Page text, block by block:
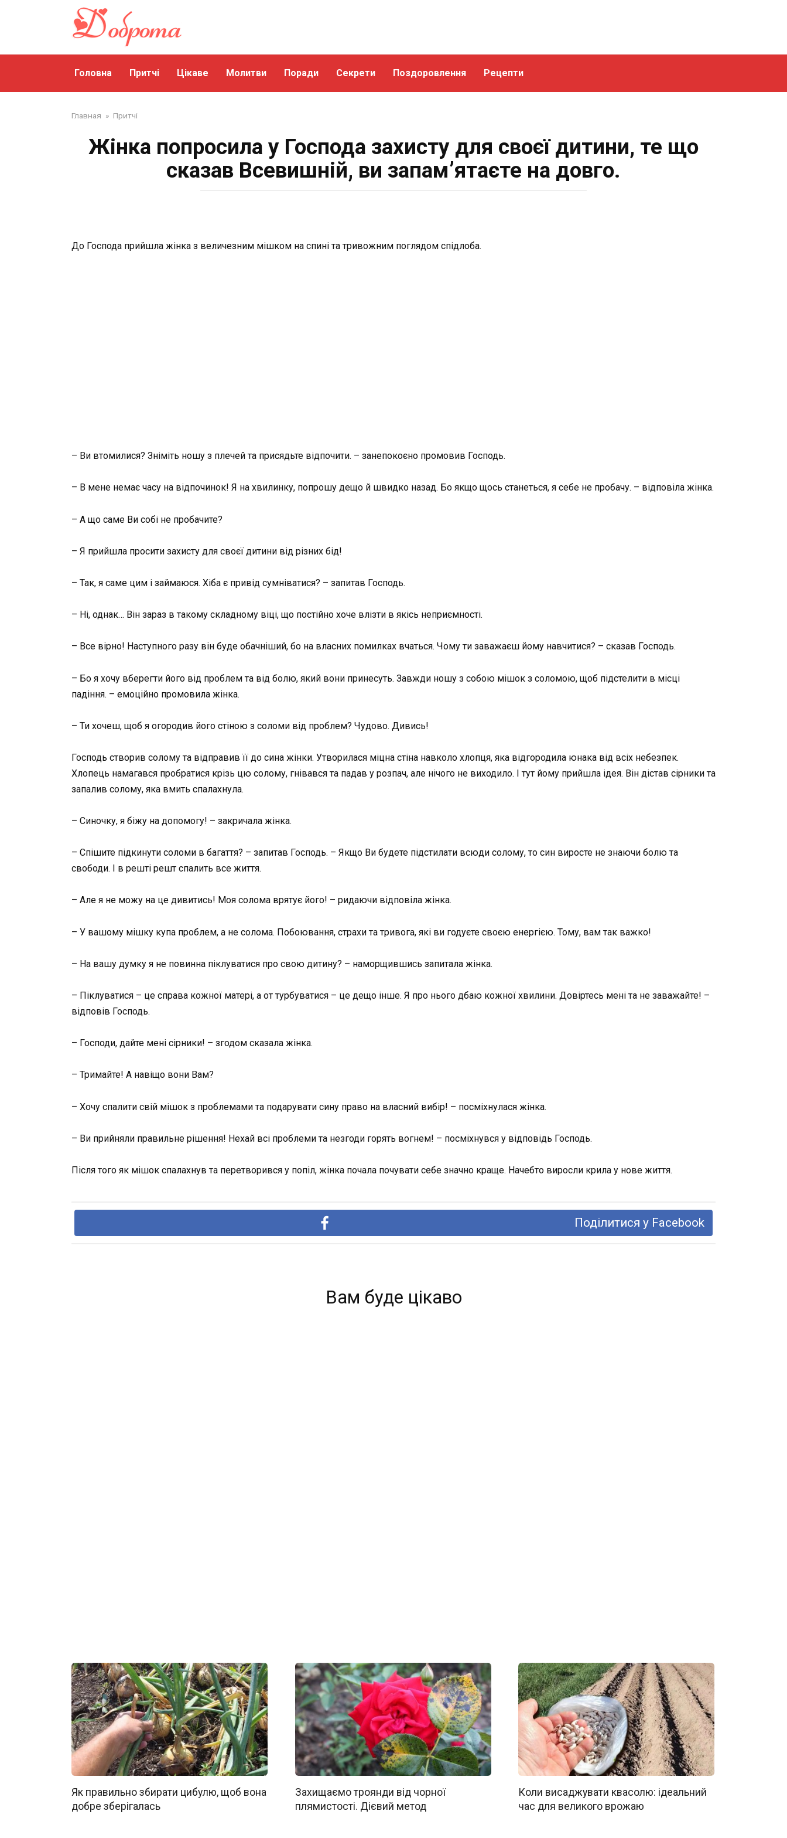
Головна Притчі Цікаве Молитви Поради Секрети Поздоровлення Рецепти
Главная » Притчі
Жінка попросила у Господа захисту для своєї дитини, те що
сказав Всевишній, ви запам’ятаєте на довго.
До Господа прийшла жінка з величезним мішком на спині та тривожним поглядом спідлоба.
– Ви втомилися? Зніміть ношу з плечей та присядьте відпочити. – занепокоєно промовив Господь.
– В мене немає часу на відпочинок! Я на хвилинку, попрошу дещо й швидко назад. Бо якщо щось станеться, я себе не пробачу. – відповіла жінка.
– А що саме Ви собі не пробачите?
– Я прийшла просити захисту для своєї дитини від різних бід!
– Так, я саме цим і займаюся. Хіба є привід сумніватися? – запитав Господь.
– Ні, однак… Він зараз в такому складному віці, що постійно хоче влізти в якісь неприємності.
– Все вірно! Наступного разу він буде обачніший, бо на власних помилках вчаться. Чому ти заважаєш йому навчитися? – сказав Господь.
– Бо я хочу вберегти його від проблем та від болю, який вони принесуть. Завжди ношу з собою мішок з соломою, щоб підстелити в місці
падіння. – емоційно промовила жінка.
– Ти хочеш, щоб я огородив його стіною з соломи від проблем? Чудово. Дивись!
Господь створив солому та відправив її до сина жінки. Утворилася міцна стіна навколо хлопця, яка відгородила юнака від всіх небезпек.
Хлопець намагався пробратися крізь цю солому, гнівався та падав у розпач, але нічого не виходило. І тут йому прийшла ідея. Він дістав сірники та
запалив солому, яка вмить спалахнула.
– Синочку, я біжу на допомогу! – закричала жінка.
– Спішите підкинути соломи в багаття? – запитав Господь. – Якщо Ви будете підстилати всюди солому, то син виросте не знаючи болю та
свободи. І в решті решт спалить все життя.
– Але я не можу на це дивитись! Моя солома врятує його! – ридаючи відповіла жінка.
– У вашому мішку купа проблем, а не солома. Побоювання, страхи та тривога, які ви годуєте своєю енергією. Тому, вам так важко!
– На вашу думку я не повинна піклуватися про свою дитину? – наморщившись запитала жінка.
– Піклуватися – це справа кожної матері, а от турбуватися – це дещо інше. Я про нього дбаю кожної хвилини. Довіртесь мені та не заважайте! –
відповів Господь.
– Господи, дайте мені сірники! – згодом сказала жінка.
– Тримайте! А навіщо вони Вам?
– Хочу спалити свій мішок з проблемами та подарувати сину право на власний вибір! – посміхнулася жінка.
– Ви прийняли правильне рішення! Нехай всі проблеми та незгоди горять вогнем! – посміхнувся у відповідь Господь.
Після того як мішок спалахнув та перетворився у попіл, жінка почала почувати себе значно краще. Начебто виросли крила у нове життя.
Поділитися у Facebook
Вам буде цікаво
Як правильно збирати цибулю, щоб вона
добре зберігалась
Захищаємо троянди від чорної
плямистості. Дієвий метод
Коли висаджувати квасолю: ідеальний
час для великого врожаю